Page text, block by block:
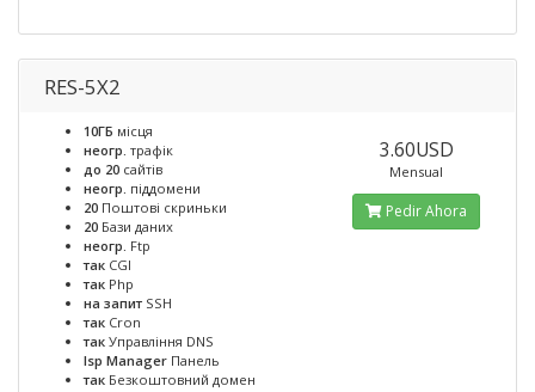
RES-5X2
10ГБ місця
неогр. трафік
до 20 сайтів
неогр. піддомени
20 Поштові скриньки
20 Бази даних
неогр. Ftp
так CGI
так Php
на запит SSH
так Cron
так Управління DNS
Isp Manager Панель
так Безкоштовний домен
3.60USD
Mensual
Pedir Ahora